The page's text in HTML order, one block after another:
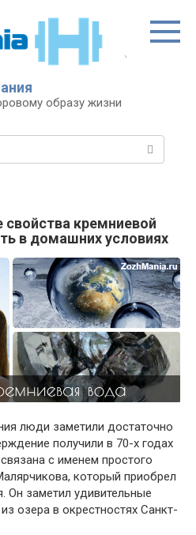
образу жизни
кремниевой
в домашних условиях
люди заметили достаточно
получили в 70-х годах
с именем простого
который приобрел
Он заметил удивительные
озера в окрестностях Санкт-